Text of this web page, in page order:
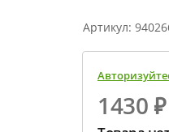
перегонка спирта-
абсолютного спирта и
Артикул:
1430 ₽